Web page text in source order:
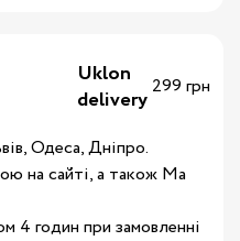
Uklon
delivery 299 грн
Одеса, Дніпро.
на сайті, а також Ма
4 годин при замовленні